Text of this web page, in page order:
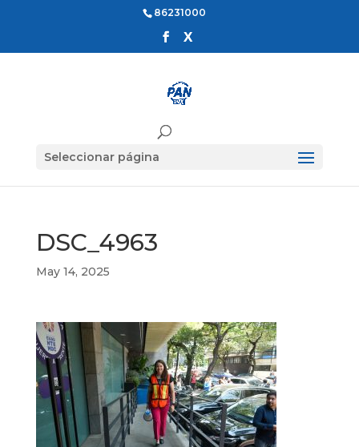
86231000
Seleccionar página
DSC_4963
May 14, 2025